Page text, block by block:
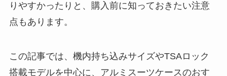
りやすかったりと、購入前に知っておきたい注意
点もあります。
この記事では、機内持ち込みサイズやTSAロック
搭載モデルを中心に、アルミスーツケースのおす